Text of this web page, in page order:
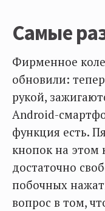
Самые
Фирменное
обновили:
рукой,
Android-
функция есть.
кнопок на этом
достаточно
побочных
вопрос в том,